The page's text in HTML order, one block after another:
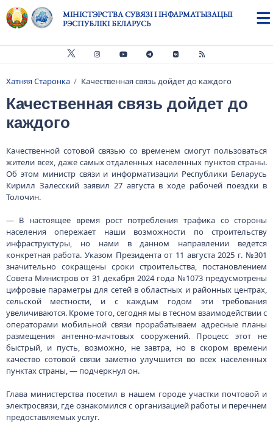
Skip to main content
МІНІСТЭРСТВА СУВЯЗІ І ІНФАРМАТЫЗАЦЫІ
РЭСПУБЛІКІ БЕЛАРУСЬ
Breadcrumb
Хатняя Старонка Качественная связь дойдет до каждого
Качественная связь дойдет до
каждого
Качественной сотовой связью со временем смогут пользоваться
жители всех, даже самых отдаленных населенных пунктов страны.
Об этом министр связи и информатизации Республики Беларусь
Кирилл Залесский заявил 27 августа в ходе рабочей поездки в
Толочин.
— В настоящее время рост потребления трафика со стороны
населения опережает наши возможности по строительству
инфраструктуры, но нами в данном направлении ведется
конкретная работа. Указом Президента от 11 августа 2025 г. №301
значительно сокращены сроки строительства, постановлением
Совета Министров от 31 декабря 2024 года №1073 предусмотрены
цифровые параметры для сетей в областных и районных центрах,
сельской местности, и с каждым годом эти требования
увеличиваются. Кроме того, сегодня мы в тесном взаимодействии с
операторами мобильной связи прорабатываем адресные планы
размещения антенно-мачтовых сооружений. Процесс этот не
быстрый, и пусть, возможно, не завтра, но в скором времени
качество сотовой связи заметно улучшится во всех населенных
пунктах страны, — подчеркнул он.
Глава министерства посетил в нашем городе участки почтовой и
электросвязи, где ознакомился с организацией работы и перечнем
предоставляемых услуг.